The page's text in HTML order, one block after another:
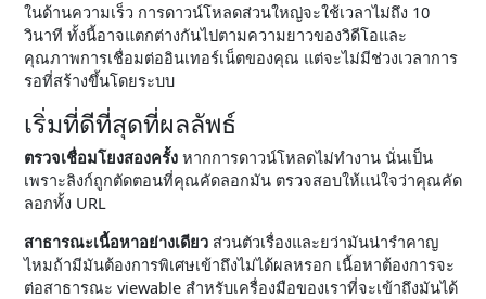
ในด้านความเร็ว การดาวน์โหลดส่วนใหญ่จะใช้เวลาไม่ถึง 10
วินาที ทั้งนี้อาจแตกต่างกันไปตามความยาวของวิดีโอและ
คุณภาพการเชื่อมต่ออินเทอร์เน็ตของคุณ แต่จะไม่มีช่วงเวลาการ
รอที่สร้างขึ้นโดยระบบ
เริ่มที่ดีที่สุดที่ผลลัพธ์
ตรวจเชื่อมโยงสองครั้งหากการดาวน์โหลดไม่ทำงาน นั่นเป็น
เพราะลิงก์ถูกตัดตอนที่คุณคัดลอกมัน ตรวจสอบให้แน่ใจว่าคุณคัด
ลอกทั้ง URL
สาธารณะเนื้อหาอย่างเดียวส่วนตัวเรื่องและยว่ามันน่ารำคาญ
ไหมถ้ามีมันต้องการพิเศษเข้าถึงไม่ได้ผลหรอก เนื้อหาต้องการจะ
ต่อสาธารณะ viewable สำหรับเครื่องมือของเราที่จะเข้าถึงมันได้